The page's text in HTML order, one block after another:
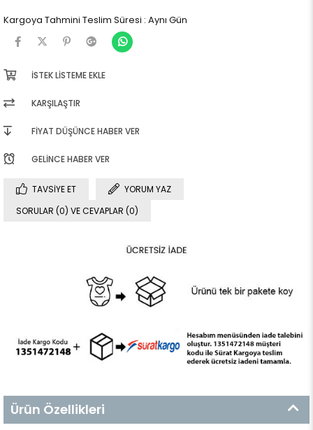
Kargoya Tahmini Teslim Süresi : Aynı Gün
İSTEK LISTEME EKLE
KARŞILAŞTIR
FIYAT DÜŞÜNCE HABER VER
GELINCE HABER VER
TAVSIYE ET
YORUM YAZ
SORULAR (0) VE CEVAPLAR (0)
Ürün Özellikleri